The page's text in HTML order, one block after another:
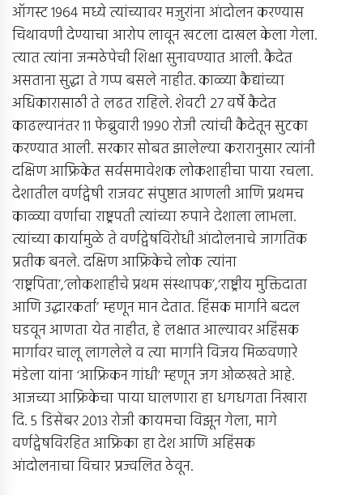
ऑगस्ट 1964 मध्ये त्यांच्यावर मजुरांना आंदोलन करण्यास
चिथावणी देण्याचा आरोप लावून खटला दाखल केला गेला.
त्यात त्यांना जन्मठेपेची शिक्षा सुनावण्यात आली. कैदेत
असताना सुद्धा ते गप्प बसले नाहीत. काळ्या कैद्यांच्या
अधिकारासाठी ते लढत राहिले. शेवटी 27 वर्षे कैदेत
काढल्यानंतर 11 फेब्रुवारी 1990 रोजी त्यांची कैदेतून सुटका
करण्यात आली. सरकार सोबत झालेल्या करारानुसार त्यांनी
दक्षिण आफ्रिकेत सर्वसमावेशक लोकशाहीचा पाया रचला.
देशातील वर्णद्वेषी राजवट संपुष्टात आणली आणि प्रथमच
काळ्या वर्णाचा राष्ट्रपती त्यांच्या रुपाने देशाला लाभला.
त्यांच्या कार्यामुळे ते वर्णद्वेषविरोधी आंदोलनाचे जागतिक
प्रतीक बनले. दक्षिण आफ्रिकेचे लोक त्यांना
‘राष्ट्रपिता’,‘लोकशाहीचे प्रथम संस्थापक’,‘राष्ट्रीय मुक्तिदाता
आणि उद्धारकर्ता’ म्हणून मान देतात. हिंसक मार्गाने बदल
घडवून आणता येत नाहीत, हे लक्षात आल्यावर अहिंसक
मार्गावर चालू लागलेले व त्या मार्गाने विजय मिळवणारे
मंडेला यांना ‘आफ्रिकन गांधी’ म्हणून जग ओळखते आहे.
आजच्या आफ्रिकेचा पाया घालणारा हा धगधगता निखारा
दि. 5 डिसेंबर 2013 रोजी कायमचा विझून गेला, मागे
वर्णद्वेषविरहित आफ्रिका हा देश आणि अहिंसक
आंदोलनाचा विचार प्रज्वलित ठेवून.